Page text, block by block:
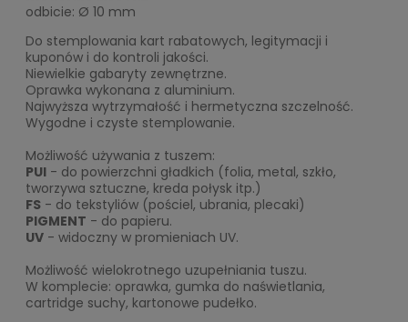
odbicie: Ø 10 mm
Do stemplowania kart rabatowych, legitymacji i
kuponów i do kontroli jakości.
Niewielkie gabaryty zewnętrzne.
Oprawka wykonana z aluminium.
Najwyższa wytrzymałość i hermetyczna szczelność.
Wygodne i czyste stemplowanie.
Możliwość używania z tuszem:
PUI - do powierzchni gładkich (folia, metal, szkło,
tworzywa sztuczne, kreda połysk itp.)
FS - do tekstyliów (pościel, ubrania, plecaki)
PIGMENT - do papieru.
UV - widoczny w promieniach UV.
Możliwość wielokrotnego uzupełniania tuszu.
W komplecie: oprawka, gumka do naświetlania,
cartridge suchy, kartonowe pudełko.